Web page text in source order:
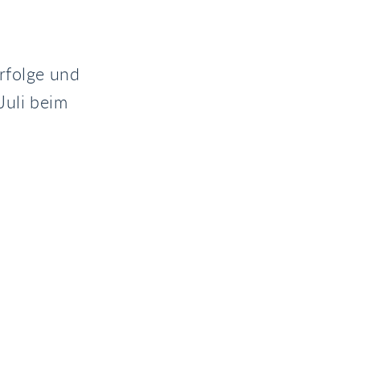
und
beim